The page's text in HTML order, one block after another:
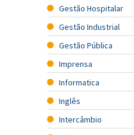
Gestão Hospitalar
Gestão Industrial
Gestão Pública
Imprensa
Informatica
Inglês
Intercâmbio